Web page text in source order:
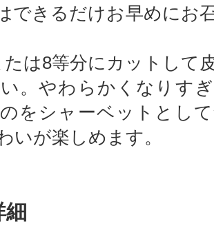
できるだけお早めにお
は8等分にカットして
。やわらかくなりす
をシャーベットとし
いが楽しめます。
細